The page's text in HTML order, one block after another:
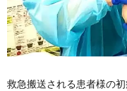
救急搬送される患者様の